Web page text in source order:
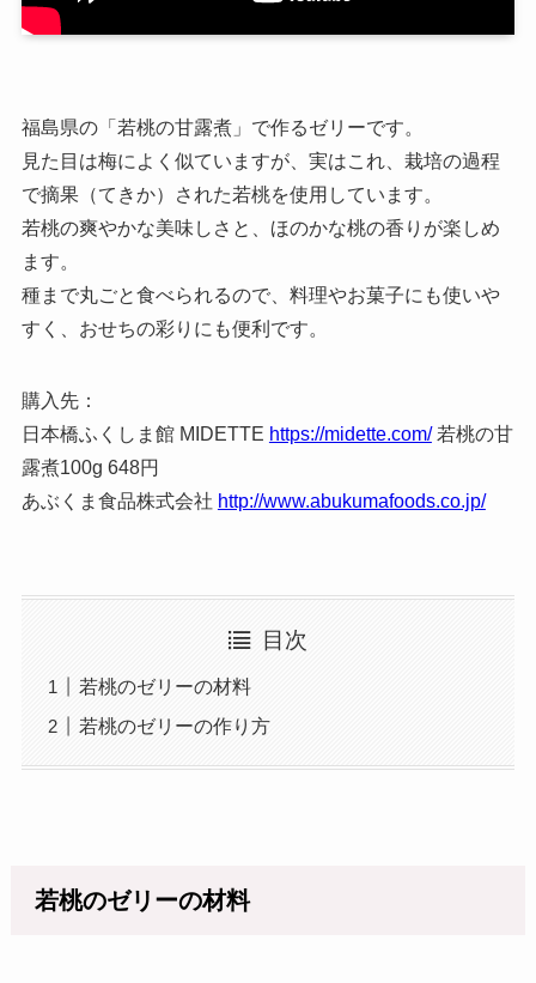
福島県の「若桃の甘露煮」で作るゼリーです。
見た目は梅によく似ていますが、実はこれ、栽培の過程
で摘果（てきか）された若桃を使用しています。
若桃の爽やかな美味しさと、ほのかな桃の香りが楽しめ
ます。
種まで丸ごと食べられるので、料理やお菓子にも使いや
すく、おせちの彩りにも便利です。
購入先：
日本橋ふくしま館 MIDETTE https://midette.com/若桃の甘
露煮100g 648円
あぶくま食品株式会社 http://www.abukumafoods.co.jp/
目次
若桃のゼリーの材料
若桃のゼリーの作り方
若桃のゼリーの材料